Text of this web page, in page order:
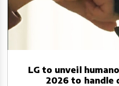
LG to unveil
2026 to handle